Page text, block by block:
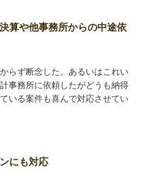
算や他事務所からの中途依
らず断念した。あるいはこれい
事務所に依頼したがどうも納得
いる案件も喜んで対応させてい
にも対応